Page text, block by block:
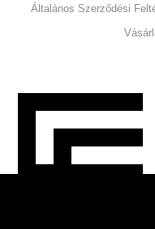
Általános Szerződési